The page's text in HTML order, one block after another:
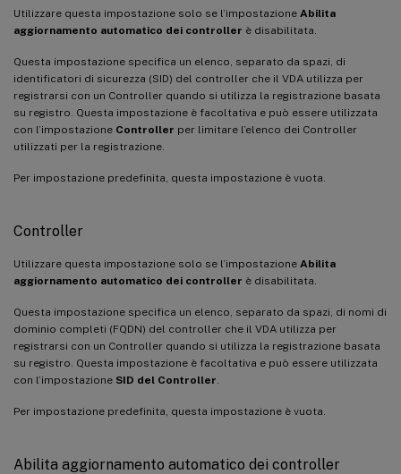
Utilizzare questa impostazione solo se l’impostazione Abilita
aggiornamento automatico dei controller è disabilitata.
Questa impostazione specifica un elenco, separato da spazi, di
identificatori di sicurezza (SID) del controller che il VDA utilizza per
registrarsi con un Controller quando si utilizza la registrazione basata
su registro. Questa impostazione è facoltativa e può essere utilizzata
con l’impostazione Controller per limitare l’elenco dei Controller
utilizzati per la registrazione.
Per impostazione predefinita, questa impostazione è vuota.
Controller
Utilizzare questa impostazione solo se l’impostazione Abilita
aggiornamento automatico dei controller è disabilitata.
Questa impostazione specifica un elenco, separato da spazi, di nomi di
dominio completi (FQDN) del controller che il VDA utilizza per
registrarsi con un Controller quando si utilizza la registrazione basata
su registro. Questa impostazione è facoltativa e può essere utilizzata
con l’impostazione SID del Controller
Per impostazione predefinita, questa impostazione è vuota.
Abilita aggiornamento automatico dei controller